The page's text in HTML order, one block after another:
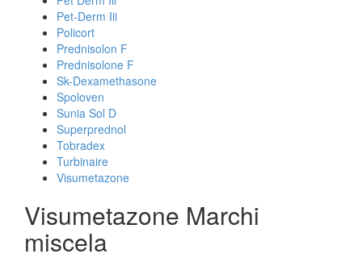
Pet-Derm Iii
Policort
Prednisolon F
Prednisolone F
Sk-Dexamethasone
Spoloven
Sunia Sol D
Superprednol
Tobradex
Turbinaire
Visumetazone
Visumetazone Marchi
miscela